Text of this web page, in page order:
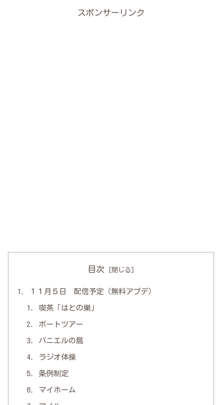
スポンサーリンク
目次
１１月５日 配信予定（無料アプデ）
喫茶「はとの巣」
ボートツアー
パニエルの島
ラジオ体操
条例制定
マイホーム